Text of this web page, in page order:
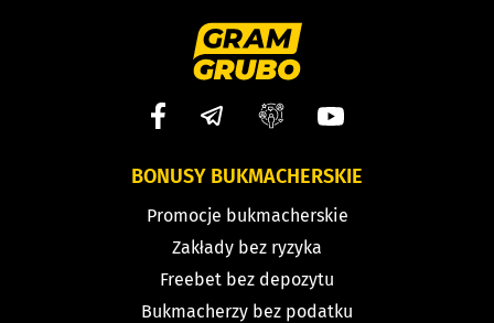
BONUSY BUKMACHERSKIE
Promocje bukmacherskie
Zakłady bez ryzyka
Freebet bez depozytu
Bukmacherzy bez podatku